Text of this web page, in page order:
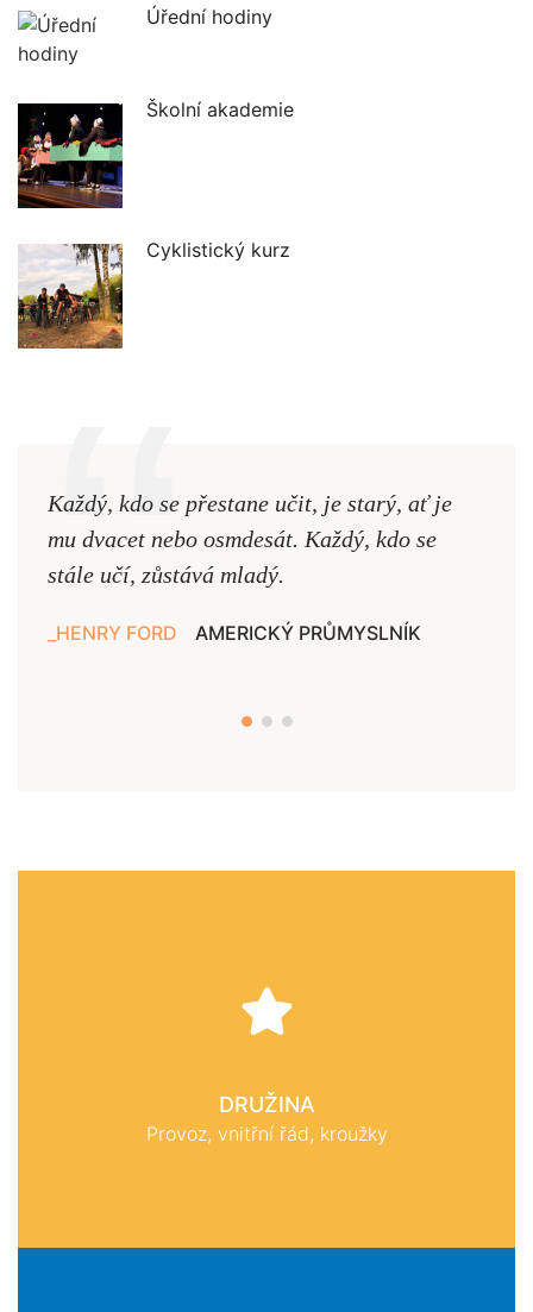
Úřední hodiny
Školní akademie
Cyklistický kurz
Každý, kdo se přestane učit, je starý, ať je
mu dvacet nebo osmdesát. Každý, kdo se
stále učí, zůstává mladý.
HENRY FORD AMERICKÝ PRŮMYSLNÍK
DRUŽINA
Provoz, vnitřní řád, kroužky